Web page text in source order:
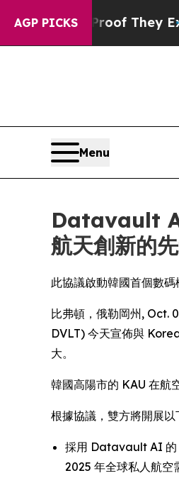
AGP PICKS
Proof They Exist Fox
Menu
Datavault
航天創新的
此協議啟動韓國首個數
比弗頓，俄勒岡州, Oct.
DVLT) 今天宣佈與
大。
韓國高陽市的 KAU 在航
根據協議，雙方將開展以
採用 Datavault AI 的
2025 年全球私人航空